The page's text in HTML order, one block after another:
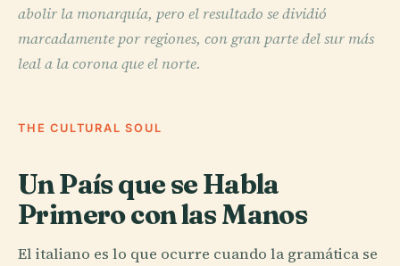
abolir la monarquía, pero el resultado se dividió
marcadamente por regiones, con gran parte del sur más
leal a la corona que el norte.
THE CULTURAL SOUL
Un País que se Habla
Primero con las Manos
El italiano es lo que ocurre cuando la gramática se